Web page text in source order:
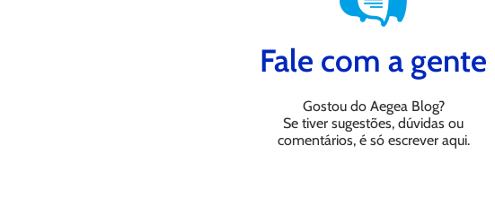
Fale com a gente
Gostou do Aegea Blog?
Se tiver sugestões, dúvidas ou
comentários, é só escrever aqui.